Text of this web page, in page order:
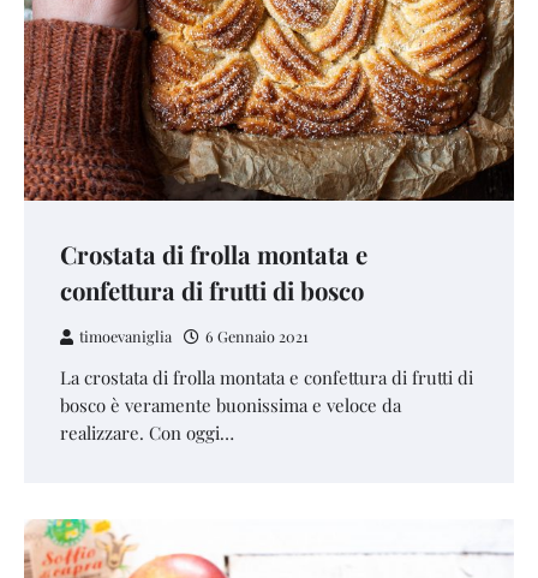
Crostata di frolla montata e
confettura di frutti di bosco
timoevaniglia 6 Gennaio 2021
La crostata di frolla montata e confettura di frutti di
bosco è veramente buonissima e veloce da
realizzare. Con oggi…